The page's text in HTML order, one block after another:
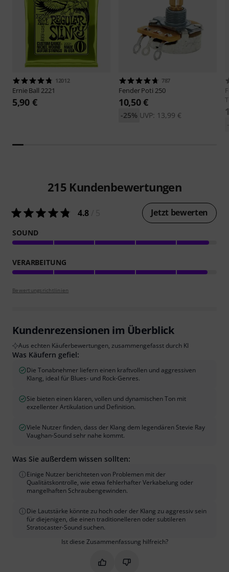
12012
Ernie Ball 2221
5,90 €
787
FenderPoti 250
10,50 €
UVP: 13,99 €
-25%
215 Kundenbewertungen
4.8 Jetzt bewerten
SOUND
VERARBEITUNG
Bewertungsrichtlinien
Kundenrezensionen im Überblick
Aus echten Käuferbewertungen, zusammengefasst durch KI
Was Käufern gefiel:
Die Tonabnehmer liefern einen kraftvollen und aggressiven
Klang, ideal für Blues- und Rock-Genres.
Sie bieten einen klaren, vollen und dynamischen Ton mit
exzellenter Artikulation und Definition.
Viele Nutzer finden, dass der Klang dem legendären Stevie Ray
Vaughan-Sound sehr nahe kommt.
Was Sie außerdem wissen sollten:
Einige Nutzer berichteten von Problemen mit der
Qualitätskontrolle, wie etwa fehlerhafter Verkabelung oder
mangelhaften Schraubengewinden.
Die Lautstärke könnte zu hoch oder der Klang zu aggressiv sein
für diejenigen, die einen traditionelleren oder subtileren
Stratocaster-Sound suchen.
Ist diese Zusammenfassung hilfreich?
Markieren Sie diese
Markieren Sie diese